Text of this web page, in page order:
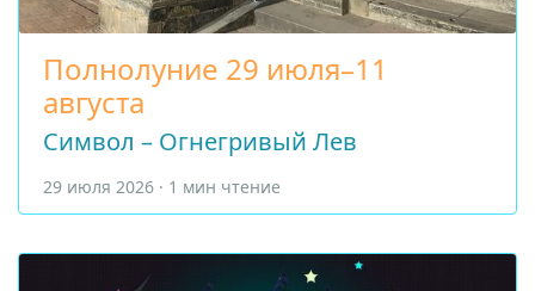
Полнолуние 29 июля–11
августа
Символ – Огнегривый Лев
29 июля 2026 · 1 мин чтение